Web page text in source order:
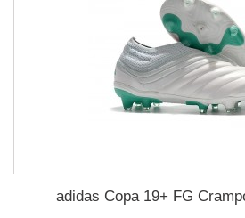
adidas Copa 19+ FG